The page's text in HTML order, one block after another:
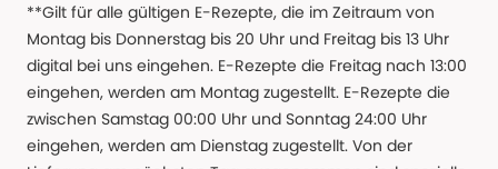
**Gilt für alle gültigen E-Rezepte, die im Zeitraum von
Montag bis Donnerstag bis 20 Uhr und Freitag bis 13 Uhr
digital bei uns eingehen. E-Rezepte die Freitag nach 13:00
eingehen, werden am Montag zugestellt. E-Rezepte die
zwischen Samstag 00:00 Uhr und Sonntag 24:00 Uhr
eingehen, werden am Dienstag zugestellt. Von der